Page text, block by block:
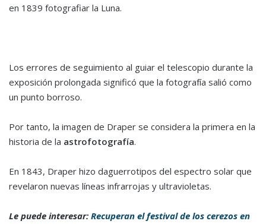
en 1839 fotografiar la Luna.
Los errores de seguimiento al guiar el telescopio durante la
exposición prolongada significó que la fotografía salió como
un punto borroso.
Por tanto, la imagen de Draper se considera la primera en la
historia de la astrofotografía.
En 1843, Draper hizo daguerrotipos del espectro solar que
revelaron nuevas líneas infrarrojas y ultravioletas.
Le puede interesar: Recuperan el festival de los cerezos en